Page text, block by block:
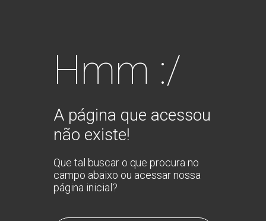
Hmm :/
A página que acessou
não existe!
Que tal buscar o que procura no
campo abaixo ou acessar nossa
página inicial?